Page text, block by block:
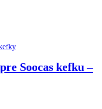
Soocas kefku –